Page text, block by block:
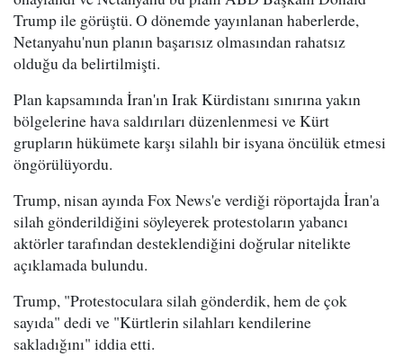
Trump ile görüştü. O dönemde yayınlanan haberlerde,
Netanyahu'nun planın başarısız olmasından rahatsız
olduğu da belirtilmişti.
Plan kapsamında İran'ın Irak Kürdistanı sınırına yakın
bölgelerine hava saldırıları düzenlenmesi ve Kürt
grupların hükümete karşı silahlı bir isyana öncülük etmesi
öngörülüyordu.
Trump, nisan ayında Fox News'e verdiği röportajda İran'a
silah gönderildiğini söyleyerek protestoların yabancı
aktörler tarafından desteklendiğini doğrular nitelikte
açıklamada bulundu.
Trump, "Protestoculara silah gönderdik, hem de çok
sayıda" dedi ve "Kürtlerin silahları kendilerine
sakladığını" iddia etti.